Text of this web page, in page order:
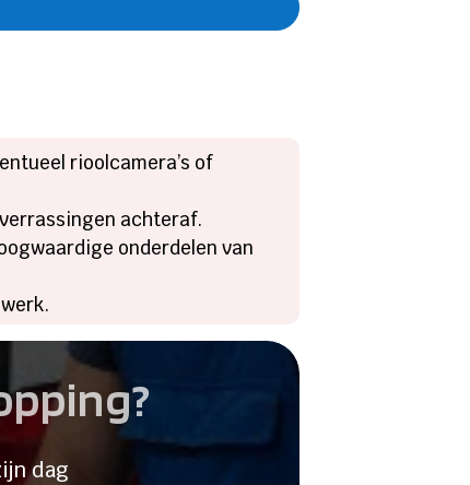
rioolcamera’s of
achteraf.
onderdelen van
dag